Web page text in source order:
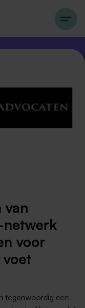
van
voor
tegenwoordig een